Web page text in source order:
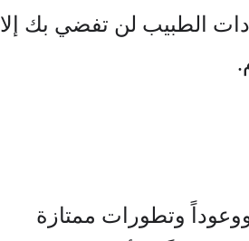
الطبيب لن تفضي بك إلا
ووعوداً وتطورات ممتازة